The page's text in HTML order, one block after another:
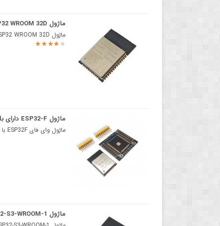
ماژول ESP32 WROOM 32D با آنتن داخلی WiFi و Bluetooth
ماژول ESP32 WROOM 32D مناسب پروژه های اینترنت اشیا IoTماژول ESP32 WROOM 32D برند Espressif یک ماژول ..
ماژول ESP32-F دارای بلوتوث وایفای داخلی
ماژول وای فای ESP32F با قابلیت اتصال به وای فای و بلوتوثماژول ESP32F 2.4GHZ یک ماژول جامع و کامل متش..
ماژول ESP32-S3-WROOM-1 دارای بلوتوث و وایفای داخلی